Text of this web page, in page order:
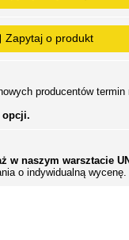
Zapytaj o produkt
producentów termin
opcji.
w naszym warsztacie
o indywidualną wycenę.